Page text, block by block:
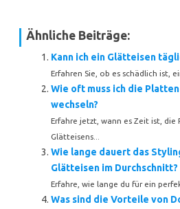
Ähnliche Beiträge:
Kann ich ein Glätteisen
Erfahren Sie, ob es schädlich ist,
Wie oft muss ich die
wechseln?
Erfahre jetzt, wann es Zeit ist, die
Glätteisens...
Wie lange dauert das
Glätteisen im Durchschnitt?
Erfahre, wie lange du für ein
Was sind die Vorteile von